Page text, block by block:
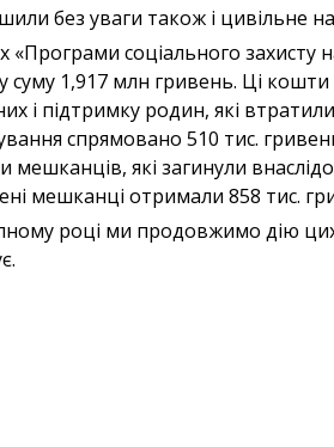
без уваги також і цивільне
«Програми соціального
суму 1,917 млн гривень. Ці
і підтримку родин, які
спрямовано 510 тис.
мешканців, які загинули
мешканці отримали 858 тис.
році ми продовжимо дію